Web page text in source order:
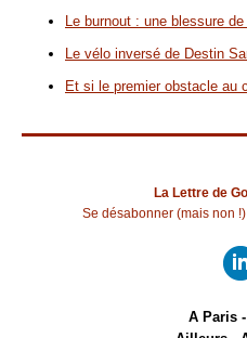
Le burnout : une blessure
Le vélo inversé de Destin
Et si le premier obstacle au
La Lettre de
Se désabonner (mais non !)
A Paris